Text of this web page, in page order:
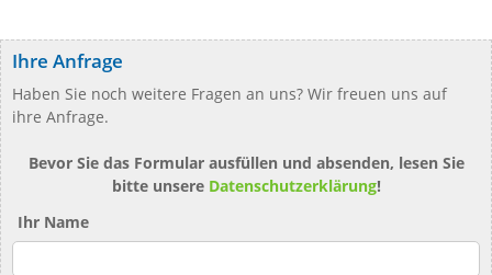
Ihre Anfrage
Haben Sie noch weitere Fragen an uns? Wir freuen uns auf
ihre Anfrage.
Bevor Sie das Formular ausfüllen und absenden, lesen Sie
bitte unsere Datenschutzerklärung!
Ihr Name